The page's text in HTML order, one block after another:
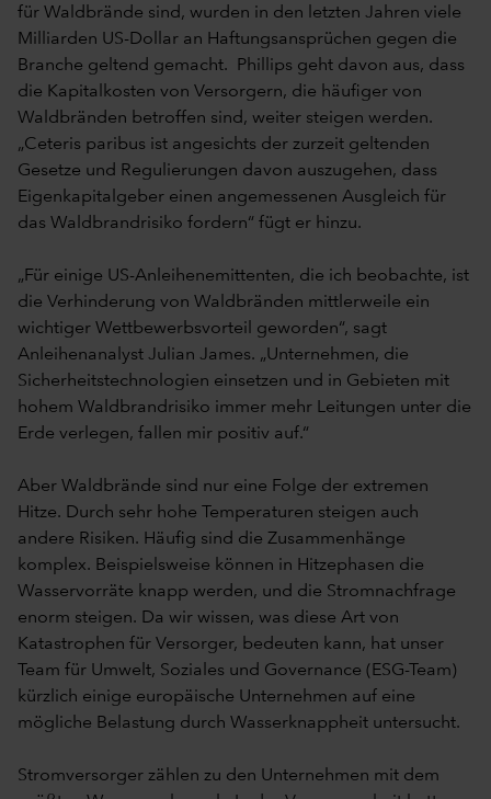
für Waldbrände sind, wurden in den letzten Jahren viele
Milliarden US-Dollar an Haftungsansprüchen gegen die
Branche geltend gemacht. Phillips geht davon aus, dass
die Kapitalkosten von Versorgern, die häufiger von
Waldbränden betroffen sind, weiter steigen werden.
„Ceteris paribus ist angesichts der zurzeit geltenden
Gesetze und Regulierungen davon auszugehen, dass
Eigenkapitalgeber einen angemessenen Ausgleich für
das Waldbrandrisiko fordern“ fügt er hinzu.
„Für einige US-Anleihenemittenten, die ich beobachte, ist
die Verhinderung von Waldbränden mittlerweile ein
wichtiger Wettbewerbsvorteil geworden“, sagt
Anleihenanalyst Julian James. „Unternehmen, die
Sicherheitstechnologien einsetzen und in Gebieten mit
hohem Waldbrandrisiko immer mehr Leitungen unter die
Erde verlegen, fallen mir positiv auf.“
Aber Waldbrände sind nur eine Folge der extremen
Hitze. Durch sehr hohe Temperaturen steigen auch
andere Risiken. Häufig sind die Zusammenhänge
komplex. Beispielsweise können in Hitzephasen die
Wasservorräte knapp werden, und die Stromnachfrage
enorm steigen. Da wir wissen, was diese Art von
Katastrophen für Versorger, bedeuten kann, hat unser
Team für Umwelt, Soziales und Governance (ESG-Team)
kürzlich einige europäische Unternehmen auf eine
mögliche Belastung durch Wasserknappheit untersucht.
Stromversorger zählen zu den Unternehmen mit dem